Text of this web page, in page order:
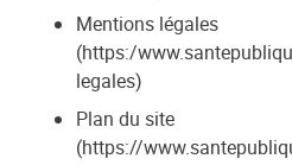
Mentions légales
(https:/
legales)
Plan du site
(https://